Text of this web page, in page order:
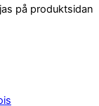
på produktsidan